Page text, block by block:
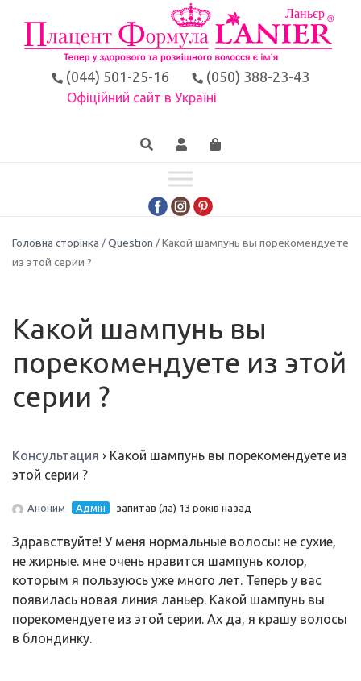
(044) 501-25-16 (050) 388-23-43
Офіційний сайт в Україні
Головна сторінка /Question / Какой шампунь вы порекомендуете
из этой серии ?
Какой шампунь вы
порекомендуете из этой
серии ?
Консультация › Какой шампунь вы порекомендуете из
этой серии ?
Аноним Адмін запитав (ла) 13 років назад
Здравствуйте! У меня нормальные волосы: не сухие,
не жирные. мне очень нравится шампунь колор,
которым я пользуюсь уже много лет. Теперь у вас
появилась новая линия ланьер. Какой шампунь вы
порекомендуете из этой серии. Ах да, я крашу волосы
в блондинку.